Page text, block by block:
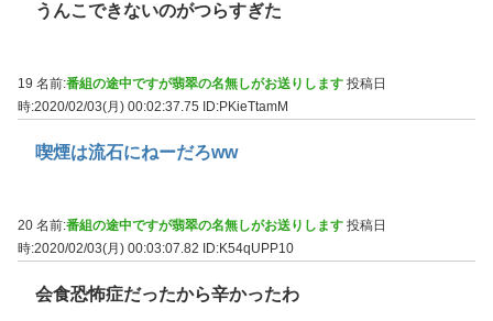
うんこできないのがつらすぎた
19 名前:番組の途中ですが翡翠の名無しがお送りします 投稿日
時:2020/02/03(月) 00:02:37.75
ID:PKieTtamM
喫煙は流石にねーだろww
20 名前:番組の途中ですが翡翠の名無しがお送りします 投稿日
時:2020/02/03(月) 00:03:07.82 ID:K54qUPP10
会食恐怖症だったから辛かったわ